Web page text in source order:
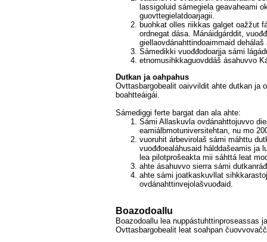
lassigoluid sámegiela geavaheami
guovttegielatdoarjagii.
buohkat olles riikkas galget oažžut
ordnegat dása. Mánáidgárddit,
giellaovdánahttindoaimmaid dehálaš
Sámedikki vuođđodoarjja sámi
etnomusihkkaguovddáš ásahuvvo
Dutkan ja oahpahus
Ovttasbargobealit oaivvildit ahte dutkan ja
boahtteáigái.
Sámediggi ferte bargat dan ala ahte:
Sámi Allaskuvla ovdánahttojuvvo
eamiálbmot­universitehtan, nu mo
vuoruhit árbevirolaš sámi máhttu
vuođđoealáhusaid hálddašeamis ja
lea pilotprošeakta mii sáhttá leat
ahte ásahuvvo sierra sámi
ahte sámi joatkaskuvllat
ovdánahttinvejolašvuođaid.
Boazodoallu
Boazodoallu lea nuppástuhttinproseassas
Ovttasbargobealit leat soahpan